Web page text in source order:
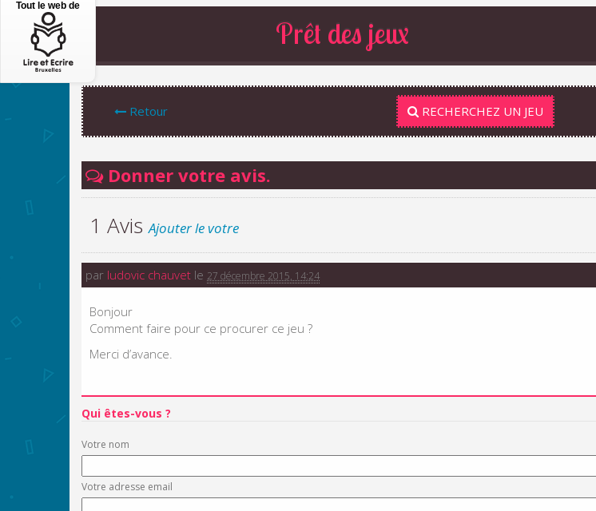
Prêt des jeux
Retour RECHERCHEZ UN JEU
Donner votre avis.
1 AvisAjouter le votre
par ludovic chauvet le 27 décembre 2015, 14:24
Bonjour
Comment faire pour ce procurer ce jeu ?
Merci d’avance.
Qui êtes-vous ?
Votre nom
Votre adresse email
Tout le web de